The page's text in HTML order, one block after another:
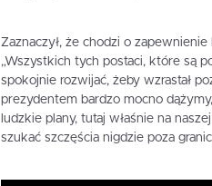
Zaznaczył, że chodzi o
„Wszystkich tych postaci, które są
spokojnie rozwijać, żeby wzrastał
prezydentem bardzo mocno
ludzkie plany, tutaj właśnie na
szukać szczęścia nigdzie poza